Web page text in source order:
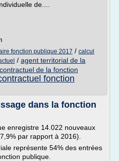
de....
fonction publique 2017 / calcul
/ agent territorial de la
contractuel de la fonction
fonction
dans la fonction
enregistre 14.022 nouveaux
par rapport à 2016).
représente 54% des entrées
publique.